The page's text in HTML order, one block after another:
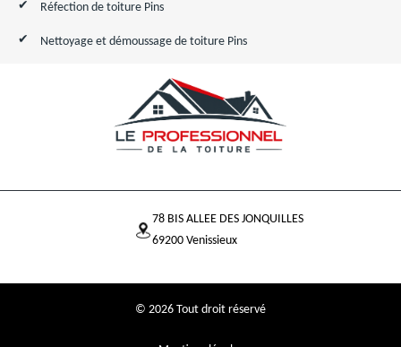
Réfection de toiture Pins
Nettoyage et démoussage de toiture Pins
78 BIS ALLEE DES JONQUILLES
69200 Venissieux
© 2026 Tout droit réservé